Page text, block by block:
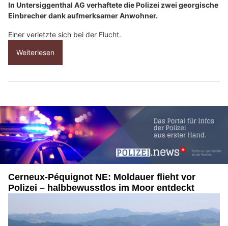
In Untersiggenthal AG verhaftete die Polizei zwei georgische
Einbrecher dank aufmerksamer Anwohner.
Einer verletzte sich bei der Flucht.
Weiterlesen
Cerneux-Péquignot NE: Moldauer flieht vor
Polizei – halbbewusstlos im Moor entdeckt